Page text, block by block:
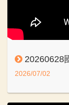
20260628國際扶
2026/07/02